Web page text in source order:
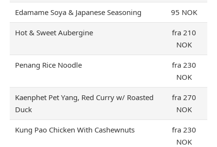
Edamame Soya & Japanese Seasoning 95 NOK
Hot & Sweet Aubergine
fra 210
NOK
Penang Rice Noodle
fra 230
NOK
Kaenphet Pet Yang, Red Curry w/ Roasted
Duck
fra 270
NOK
Kung Pao Chicken With Cashewnuts
fra 230
NOK